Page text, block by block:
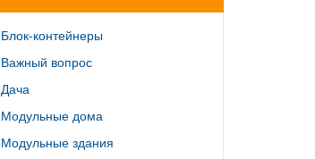
Блок-контейнеры
Важный вопрос
Дача
Модульные дома
Модульные здания